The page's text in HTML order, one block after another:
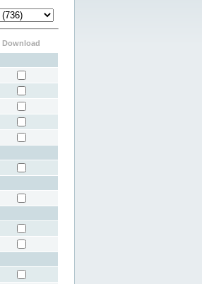
Download